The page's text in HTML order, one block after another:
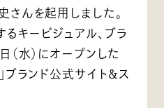
さんを起用しました。
キービジュアル、ブラ
（水）にオープンした
ブランド公式サイト＆ス